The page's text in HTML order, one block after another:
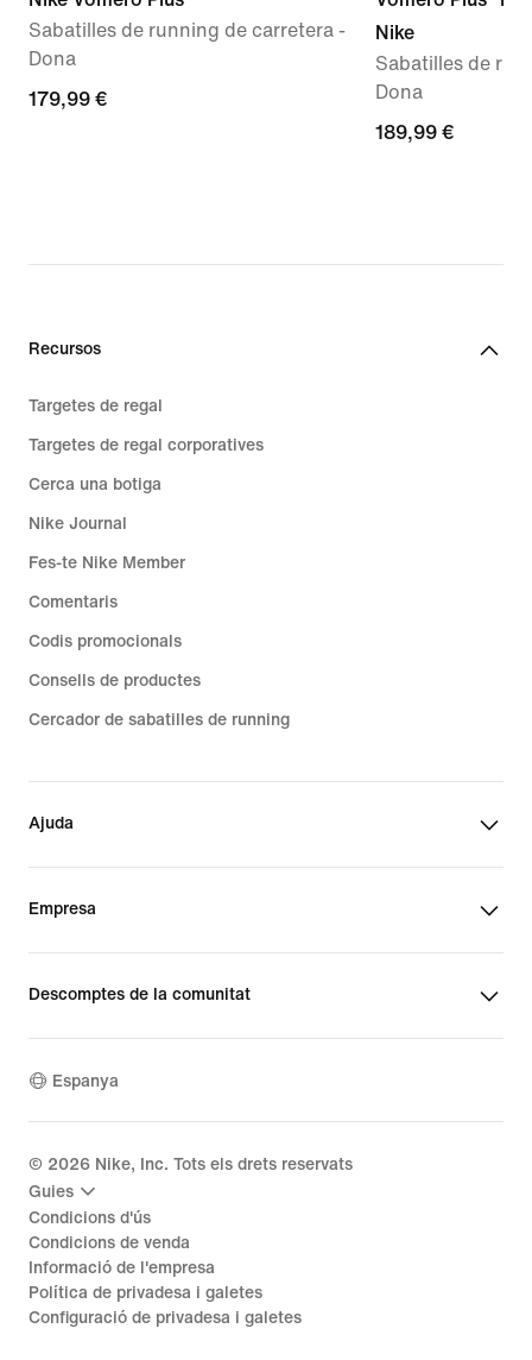
Sabatilles de running de carretera -
Dona
179,99 €
179,99 €
Nike
Sabatilles de
Dona
189,99 €
189,99 €
Recursos
Targetes de regal
Targetes de regal corporatives
Cerca una botiga
Nike Journal
Fes-te Nike Member
Comentaris
Codis promocionals
Consells de productes
Cercador de sabatilles de running
Ajuda
Empresa
Descomptes de la comunitat
Espanya
© 2026 Nike, Inc. Tots els drets reservats
Guies
Condicions d'ús
Condicions de venda
Informació de l'empresa
Política de privadesa i galetes
Configuració de privadesa i galetes